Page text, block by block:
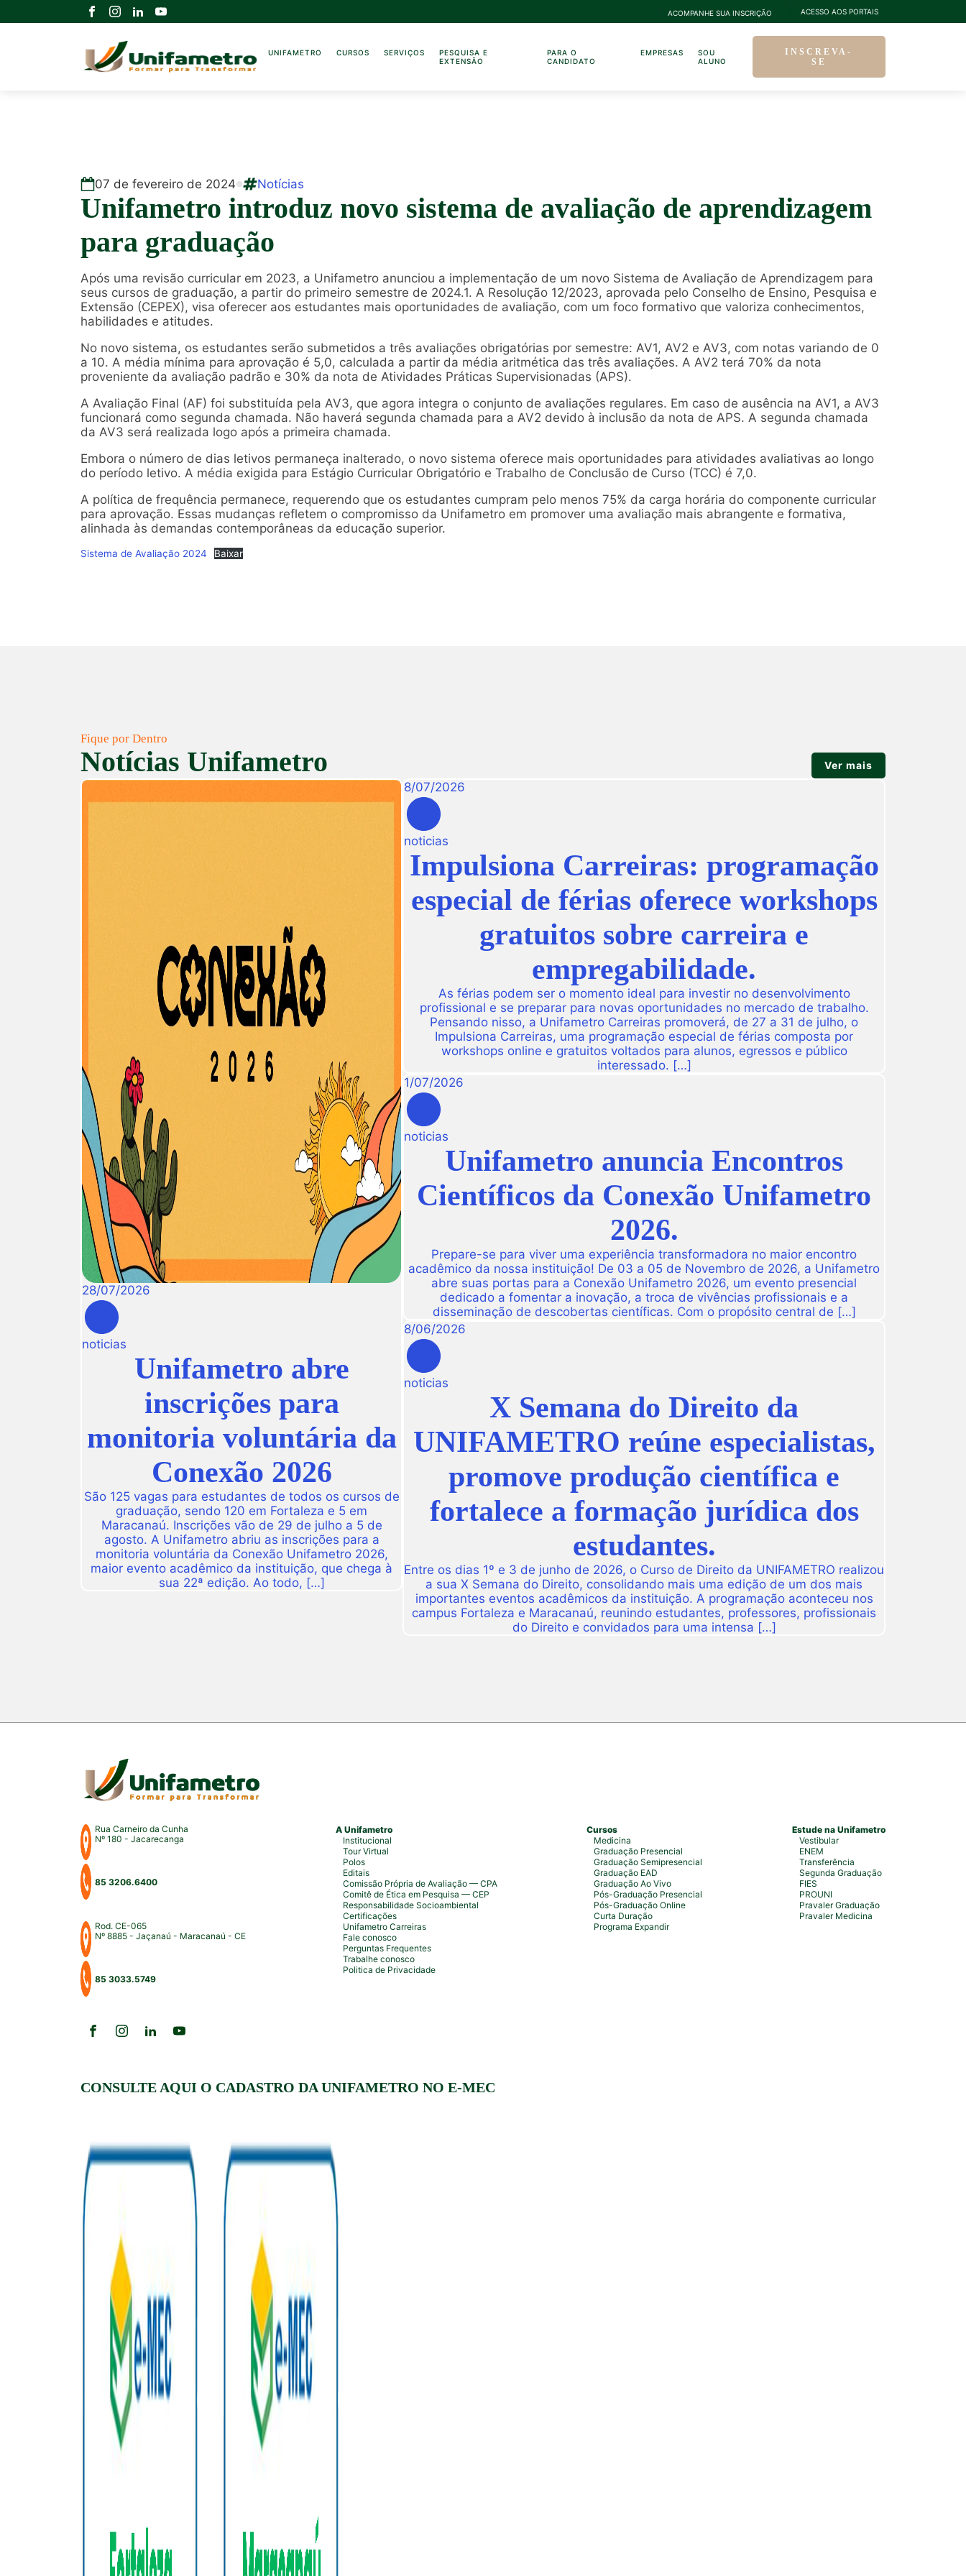
ACOMPANHE SUA INSCRIÇÃO ACESSO AOS PORTAIS
UNIFAMETRO CURSOS SERVIÇOS
PESQUISA E
EXTENSÃO
PARA O
CANDIDATO
EMPRESAS
SOU
ALUNO
INSCREVA-
SE
07 de fevereiro de 2024 Notícias
Unifametro introduz novo sistema de avaliação de aprendizagem
para graduação
Após uma revisão curricular em 2023, a Unifametro anunciou a implementação de um novo Sistema de Avaliação de Aprendizagem para
seus cursos de graduação, a partir do primeiro semestre de 2024.1. A Resolução 12/2023, aprovada pelo Conselho de Ensino, Pesquisa e
Extensão (CEPEX), visa oferecer aos estudantes mais oportunidades de avaliação, com um foco formativo que valoriza conhecimentos,
habilidades e atitudes.
No novo sistema, os estudantes serão submetidos a três avaliações obrigatórias por semestre: AV1, AV2 e AV3, com notas variando de 0
a 10. A média mínima para aprovação é 5,0, calculada a partir da média aritmética das três avaliações. A AV2 terá 70% da nota
proveniente da avaliação padrão e 30% da nota de Atividades Práticas Supervisionadas (APS).
A Avaliação Final (AF) foi substituída pela AV3, que agora integra o conjunto de avaliações regulares. Em caso de ausência na AV1, a AV3
funcionará como segunda chamada. Não haverá segunda chamada para a AV2 devido à inclusão da nota de APS. A segunda chamada
da AV3 será realizada logo após a primeira chamada.
Embora o número de dias letivos permaneça inalterado, o novo sistema oferece mais oportunidades para atividades avaliativas ao longo
do período letivo. A média exigida para Estágio Curricular Obrigatório e Trabalho de Conclusão de Curso (TCC) é 7,0.
A política de frequência permanece, requerendo que os estudantes cumpram pelo menos 75% da carga horária do componente curricular
para aprovação. Essas mudanças refletem o compromisso da Unifametro em promover uma avaliação mais abrangente e formativa,
alinhada às demandas contemporâneas da educação superior.
Sistema de Avaliação 2024 Baixar
Fique por Dentro
Notícias Unifametro Ver mais
28/07/2026
noticias
Unifametro abre
inscrições para
monitoria voluntária da
Conexão 2026
São 125 vagas para estudantes de todos os cursos de
graduação, sendo 120 em Fortaleza e 5 em
Maracanaú. Inscrições vão de 29 de julho a 5 de
agosto. A Unifametro abriu as inscrições para a
monitoria voluntária da Conexão Unifametro 2026,
maior evento acadêmico da instituição, que chega à
sua 22ª edição. Ao todo, […]
8/07/2026
noticias
Impulsiona Carreiras: programação
especial de férias oferece workshops
gratuitos sobre carreira e
empregabilidade.
As férias podem ser o momento ideal para investir no desenvolvimento
profissional e se preparar para novas oportunidades no mercado de trabalho.
Pensando nisso, a Unifametro Carreiras promoverá, de 27 a 31 de julho, o
Impulsiona Carreiras, uma programação especial de férias composta por
workshops online e gratuitos voltados para alunos, egressos e público
interessado. […]
1/07/2026
noticias
Unifametro anuncia Encontros
Científicos da Conexão Unifametro
2026.
Prepare-se para viver uma experiência transformadora no maior encontro
acadêmico da nossa instituição! De 03 a 05 de Novembro de 2026, a Unifametro
abre suas portas para a Conexão Unifametro 2026, um evento presencial
dedicado a fomentar a inovação, a troca de vivências profissionais e a
disseminação de descobertas científicas. Com o propósito central de […]
8/06/2026
noticias
X Semana do Direito da
UNIFAMETRO reúne especialistas,
promove produção científica e
fortalece a formação jurídica dos
estudantes.
Entre os dias 1º e 3 de junho de 2026, o Curso de Direito da UNIFAMETRO realizou
a sua X Semana do Direito, consolidando mais uma edição de um dos mais
importantes eventos acadêmicos da instituição. A programação aconteceu nos
campus Fortaleza e Maracanaú, reunindo estudantes, professores, profissionais
do Direito e convidados para uma intensa […]
Rua Carneiro da Cunha
Nº 180 - Jacarecanga
85 3206.6400
Rod. CE-065
Nº 8885 - Jaçanaú - Maracanaú - CE
85 3033.5749
A Unifametro
Institucional
Tour Virtual
Polos
Editais
Comissão Própria de Avaliação — CPA
Comitê de Ética em Pesquisa — CEP
Responsabilidade Socioambiental
Certificações
Unifametro Carreiras
Fale conosco
Perguntas Frequentes
Trabalhe conosco
Politica de Privacidade
Cursos
Medicina
Graduação Presencial
Graduação Semipresencial
Graduação EAD
Graduação Ao Vivo
Pós-Graduação Presencial
Pós-Graduação Online
Curta Duração
Programa Expandir
Estude na Unifametro
Vestibular
ENEM
Transferência
Segunda Graduação
FIES
PROUNI
Pravaler Graduação
Pravaler Medicina
CONSULTE AQUI O CADASTRO DA UNIFAMETRO NO E-MEC